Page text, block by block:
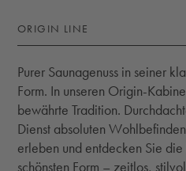
ORIGIN LINE
Purer Saunagenuss in seiner
Form. In unseren Origin-
bewährte Tradition.
Dienst absoluten
erleben und entdecken Sie
schönsten Form – zeitlos,